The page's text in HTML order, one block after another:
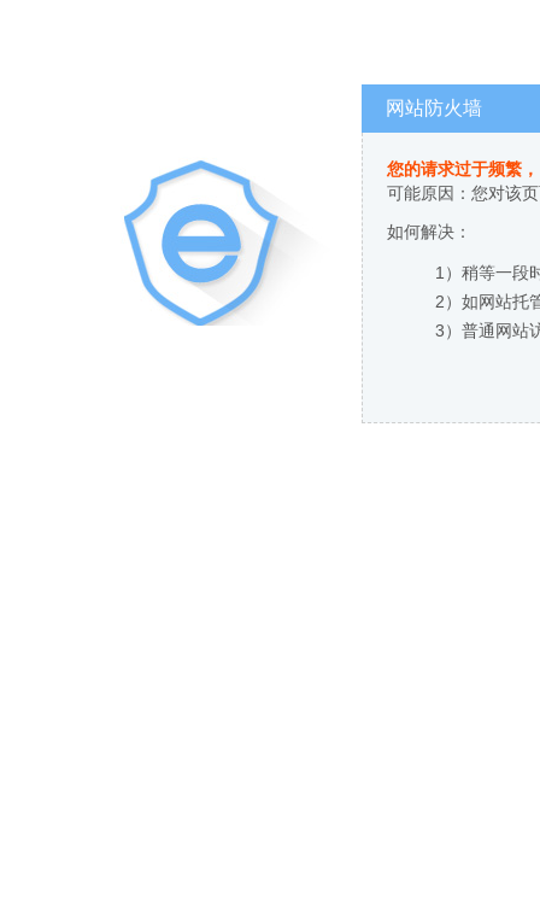
网站防火墙
您的请求过于频繁
可能原因：您对该
如何解决：
1）稍等一段
2）如网站托
3）普通网站